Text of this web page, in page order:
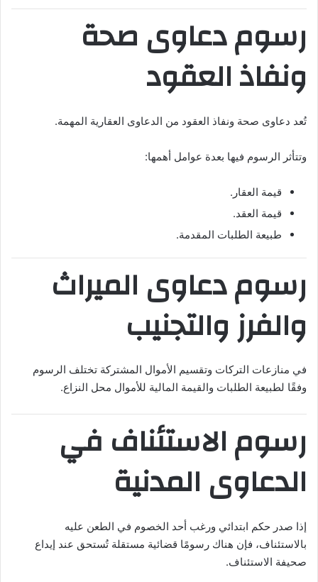
رسوم دعاوى صحة
ونفاذ العقود
تُعد دعاوى صحة ونفاذ العقود من الدعاوى العقارية المهمة.
وتتأثر الرسوم فيها بعدة عوامل أهمها:
قيمة العقار.
قيمة العقد.
طبيعة الطلبات المقدمة.
رسوم دعاوى الميراث
والفرز والتجنيب
في منازعات التركات وتقسيم الأموال المشتركة تختلف الرسوم
وفقًا لطبيعة الطلبات والقيمة المالية للأموال محل النزاع.
رسوم الاستئناف في
الدعاوى المدنية
إذا صدر حكم ابتدائي ورغب أحد الخصوم في الطعن عليه
بالاستئناف، فإن هناك رسومًا قضائية مستقلة تُستحق عند إيداع
صحيفة الاستئناف.